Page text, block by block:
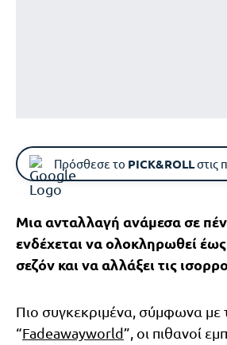
Πρόσθεσε το PICK&ROLLστις
Μια ανταλλαγή ανάμεσα σε
ενδέχεται να ολοκληρωθεί
σεζόν και να αλλάξει τις
Πιο συγκεκριμένα, σύμφωνα με
“Fadeawayworld”, οι πιθανοί